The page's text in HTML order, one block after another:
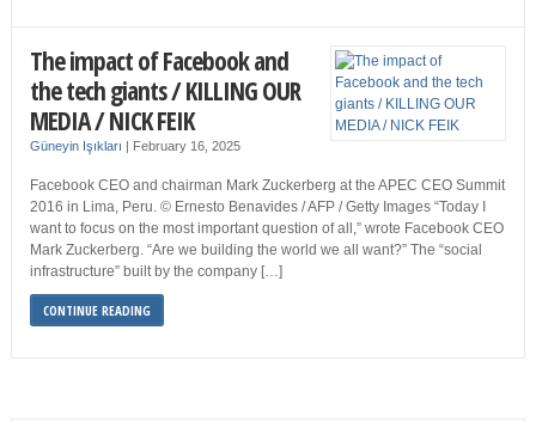
The impact of Facebook and
the tech giants / KILLING OUR
MEDIA / NICK FEIK
Güneyin Işıkları | February 16, 2025
Facebook CEO and chairman Mark Zuckerberg at the APEC CEO Summit
2016 in Lima, Peru. © Ernesto Benavides / AFP / Getty Images “Today I
want to focus on the most important question of all,” wrote Facebook CEO
Mark Zuckerberg. “Are we building the world we all want?” The “social
infrastructure” built by the company […]
CONTINUE READING